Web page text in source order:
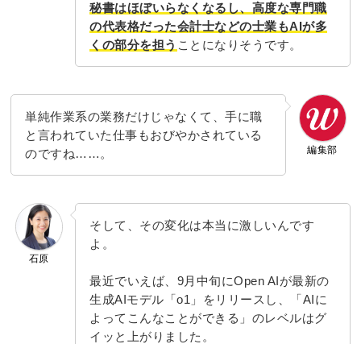
秘書はほぼいらなくなるし、高度な専門職
の代表格だった会計士などの士業もAIが多
くの部分を担う ことになりそうです。
編集部
単純作業系の業務だけじゃなくて、手に職
と言われていた仕事もおびやかされている
のですね……。
石原
そして、その変化は本当に激しいんです
よ。
最近でいえば、9月中旬にOpen AIが最新の
生成AIモデル「o1」をリリースし、「AIに
よってこんなことができる」のレベルはグ
イッと上がりました。